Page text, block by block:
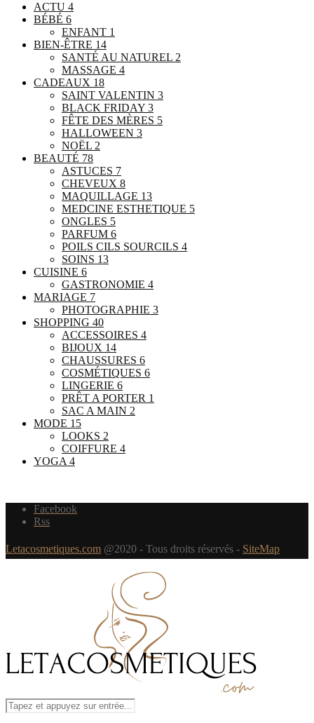
ACTU 4
BÉBÉ 6
ENFANT 1
BIEN-ÊTRE 14
SANTÉ AU NATUREL 2
MASSAGE 4
CADEAUX 18
SAINT VALENTIN 3
BLACK FRIDAY 3
FÊTE DES MÈRES 5
HALLOWEEN 3
NOËL 2
BEAUTÉ 78
ASTUCES 7
CHEVEUX 8
MAQUILLAGE 13
MEDCINE ESTHETIQUE 5
ONGLES 5
PARFUM 6
POILS CILS SOURCILS 4
SOINS 13
CUISINE 6
GASTRONOMIE 4
MARIAGE 7
PHOTOGRAPHIE 3
SHOPPING 40
ACCESSOIRES 4
BIJOUX 14
CHAUSSURES 6
COSMÉTIQUES 6
LINGERIE 6
PRÊT A PORTER 1
SAC A MAIN 2
MODE 15
LOOKS 2
COIFFURE 4
YOGA 4
Facebook
Rss
Letacosmetiques.com @2020 - Tous droits réservés - SiteMap